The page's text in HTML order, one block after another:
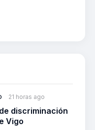
21 horas ago
discriminación
Vigo